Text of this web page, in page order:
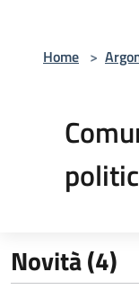
Home >
Novità (4)